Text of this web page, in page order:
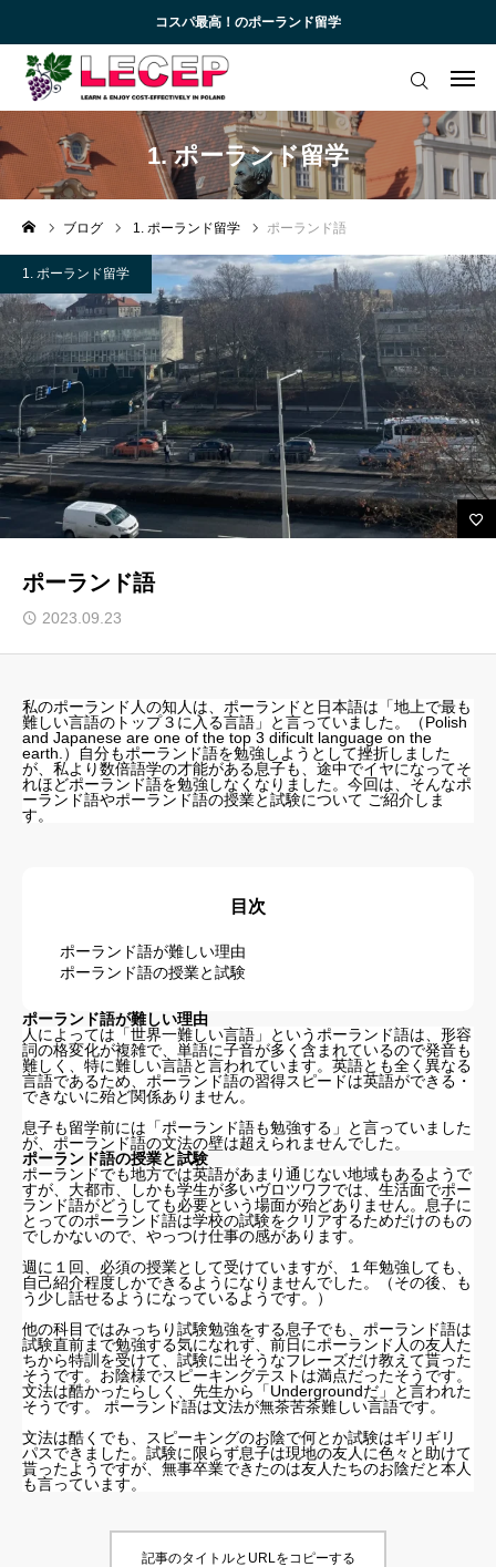
コスパ最高！のポーランド留学
1. ポーランド留学
ブログ 1. ポーランド留学 ポーランド語
1. ポーランド留学
ポーランド語
2023.09.23
私のポーランド人の知人は、ポーランドと日本語は「地上で最も
難しい言語のトップ３に入る言語」と言っていました。（Polish
and Japanese are one of the top 3 dificult language on the
earth.）自分もポーランド語を勉強しようとして挫折しました
が、私より数倍語学の才能がある息子も、途中でイヤになってそ
れほどポーランド語を勉強しなくなりました。今回は、そんなポ
ーランド語やポーランド語の授業と試験について ご紹介しま
す。
目次
ポーランド語が難しい理由
ポーランド語の授業と試験
ポーランド語が難しい理由
人によっては「世界一難しい言語」というポーランド語は、形容
詞の格変化が複雑で、単語に子音が多く含まれているので発音も
難しく、特に難しい言語と言われています。英語とも全く異なる
言語であるため、ポーランド語の習得スピードは英語ができる・
できないに殆ど関係ありません。
息子も留学前には「ポーランド語も勉強する」と言っていました
が、ポーランド語の文法の壁は超えられませんでした。
ポーランド語の授業と試験
ポーランドでも地方では英語があまり通じない地域もあるようで
すが、大都市、しかも学生が多いヴロツワフでは、生活面でポー
ランド語がどうしても必要という場面が殆どありません。息子に
とってのポーランド語は学校の試験をクリアするためだけのもの
でしかないので、やっつけ仕事の感があります。
週に１回、必須の授業として受けていますが、１年勉強しても、
自己紹介程度しかできるようになりませんでした。（その後、も
う少し話せるようになっているようです。）
他の科目ではみっちり試験勉強をする息子でも、ポーランド語は
試験直前まで勉強する気になれず、前日にポーランド人の友人た
ちから特訓を受けて、試験に出そうなフレーズだけ教えて貰った
そうです。お陰様でスピーキングテストは満点だったそうです。
文法は酷かったらしく、先生から「Undergroundだ」と言われた
そうです。 ポーランド語は文法が無茶苦茶難しい言語です。
文法は酷くでも、スピーキングのお陰で何とか試験はギリギリ
パスできました。試験に限らず息子は現地の友人に色々と助けて
貰ったようですが、無事卒業できたのは友人たちのお陰だと本人
も言っています。
記事のタイトルとURLをコピーする
ログイン
アカデミック英語トレーニング
無料会員向けコンテンツと受講生向けサイト
ブログ 一覧
受講生様専用サイト
お知らせ一覧
お問い合わせ
よくあるご質問 (FAQ)
ルセップについて
アカデミック英語トレーニング
無料会員向けコンテンツと受講生向けサイト
ブログ 一覧
受講生様専用サイト
お問い合わせ フォーム